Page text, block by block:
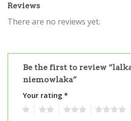
Reviews
There are no reviews yet.
Be the first to review
niemowlaka”
Your rating *